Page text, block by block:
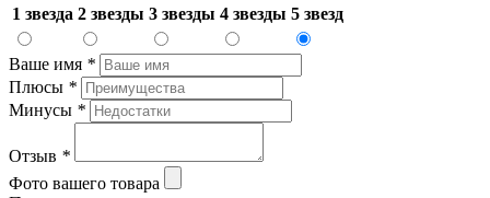
1 звезда 2 звезды 3 звезды 4 звезды 5 звезд
Ваше имя *
Плюсы *
Минусы *
Отзыв *
Фото вашего товара